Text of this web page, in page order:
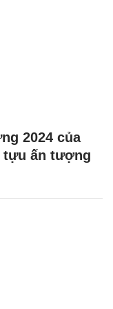
2024 của
tựu ấn tượng